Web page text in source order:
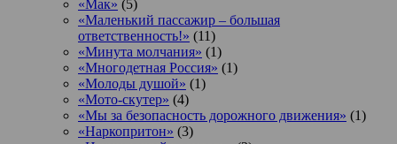
«Мак» (5)
«Маленький пассажир – большая
ответственность!» (11)
«Минута молчания» (1)
«Многодетная Россия» (1)
«Молоды душой» (1)
«Мото-скутер» (4)
«Мы за безопасность дорожного движения» (1)
«Наркопритон» (3)